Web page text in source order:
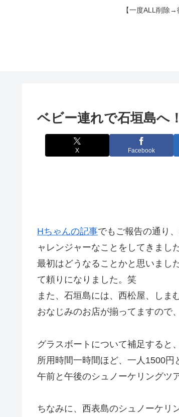
【一度ALL削除
ベビー連れで石垣島へ
X Facebook
Hちゃんの記事でもご報告の通り
ャレンジャーなことをしてきました
最初はどうなることかと思いまし
て頼りになりました。笑
また、石垣島には、西松屋、しま
おなじみのお店が揃ってますので
グラスボートについて補足すると、
所用時間一時間ほど、一人1500円
午前と午後のシュノーケリングツ
ちなみに、西表島のシュノーケリ